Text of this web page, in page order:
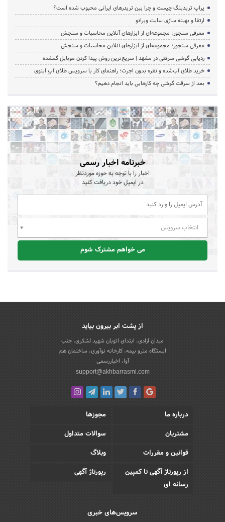
پراپ تریدینگ چیست و چرا بین تریدرهای ایرانی محبوب شده است؟
ارتقا و بهینه سازی سایت وبرانو
معرفی سنجور؛ مجموعه‌ای از ابزارهای آنلاین محاسبات و سنجش
معرفی سنجور؛ مجموعه‌ای از ابزارهای آنلاین محاسبات و سنجش
ردیابی گوشی سرقتی در مشهد | سریع‌ترین روش پیدا کردن موبایل گمشده
خرید طلای آب‌شده و نقره بدون اجرت؛ راهنمای کار با سرویس طلای آپِ اینوی
بعد از سرقت گوشی چه کارهایی باید انجام دهیم؟
خبرنامه اخبار رسمی
اخبار را با توجه به حوزه موردنظر
در ایمیل خود دریافت کنید
انتخاب سرویس
می خواهم مشترک شوم
از پشت ابر بیرون بیاید
میدان آزادی، ابتدای اتوبان شهید لشکری، جنب
ایستگاه مترو بیمه، کارخانه نوآوری، ساختمان هم
آوا، اخباررسمی
support@akhbarrasmi.com
درباره ما
مجوزها
مشتریان
سوالات متداول
قوانین و مقررات
وبلاگ
از رپورتاژ آگهی تا کمپین
رسانه ای
رپورتاژ آگهی
سرویس‌های خبری